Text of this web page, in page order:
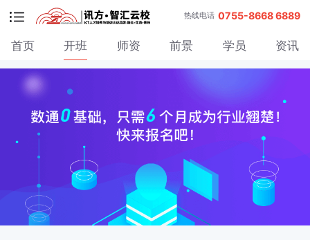
热线电话 0755-8668 6889
首页 开班 师资 前景 学员 资讯